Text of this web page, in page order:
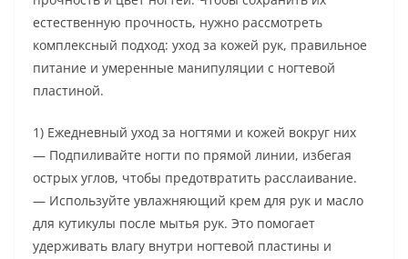
естественную прочность, нужно рассмотреть
комплексный подход: уход за кожей рук, правильное
питание и умеренные манипуляции с ногтевой
пластиной.
1) Ежедневный уход за ногтями и кожей вокруг них
— Подпиливайте ногти по прямой линии, избегая
острых углов, чтобы предотвратить расслаивание.
— Используйте увлажняющий крем для рук и масло
для кутикулы после мытья рук. Это помогает
удерживать влагу внутри ногтевой пластины и